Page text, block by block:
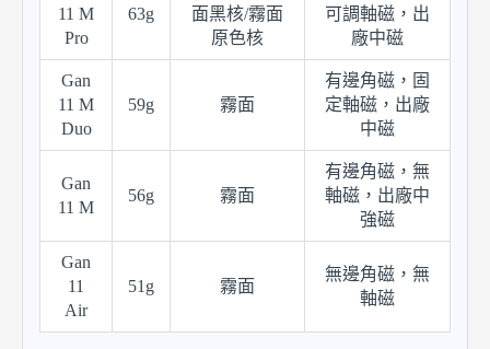
11 M
Pro
63g
面黑核/霧面
原色核
可調軸磁，出
廠中磁
Gan
11 M
Duo
59g 霧面
有邊角磁，固
定軸磁，出廠
中磁
Gan
11 M
56g 霧面
有邊角磁，無
軸磁，出廠中
強磁
Gan
11
Air
51g 霧面
無邊角磁，無
軸磁